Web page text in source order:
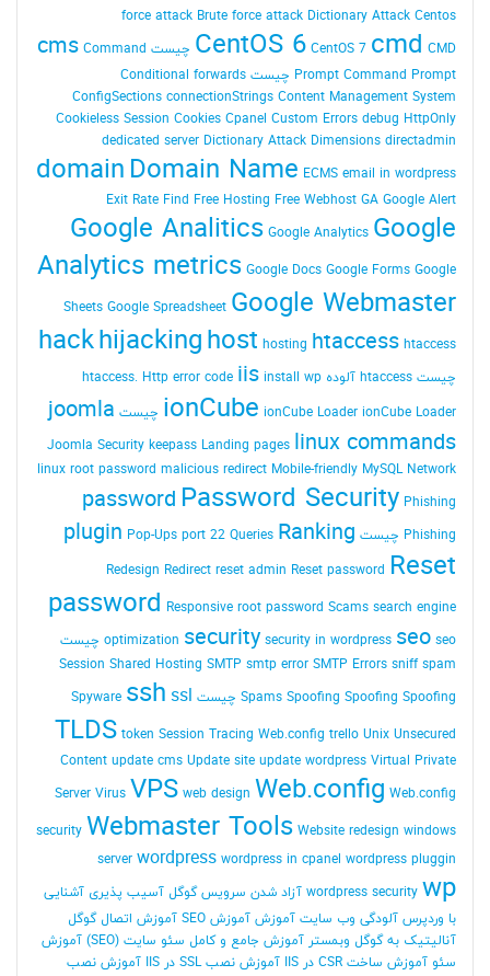
force attack Brute force attack Dictionary Attack Centos
CentOS 6 CentOS 7 cmd CMD چیست cms Command
Prompt Command Prompt چیست
Conditional forwards
ConfigSections connectionStrings Content Management System
Cookieless Session Cookies Cpanel Custom Errors debug HttpOnly
dedicated server Dictionary Attack Dimensions directadmin
domain Domain Name ECMS email in wordpress
Exit Rate Find Free Hosting Free Webhost GA Google Alert
Google Analitics Google Analytics Google
Analytics metrics Google Docs Google Forms Google
Sheets Google Spreadsheet Google Webmaster
hackhijackinghost hosting htaccess htaccess
چیست htaccess آلوده htaccess. Http error code iis install wp
ionCube ionCube Loader ionCube Loader چیست joomla
Joomla Security keepass Landing pages linux commands
linux root password malicious redirect Mobile-friendly MySQL Network
password Password Security Phishing
Phishing چیست
plugin Pop-Ups port 22 Queries Ranking
Redesign Redirect reset admin Reset password Reset
password Responsive root password Scams search engine
optimization security security in wordpress seo seo چیست
Session Shared Hosting SMTP smtp error SMTP Errors sniff spam
Spams Spoofing Spoofing Spoofing چیست Spyware ssh ssl
TLDS token Session Tracing Web.config trello Unix Unsecured
Content update cms Update site update wordpress Virtual Private
Server Virus VPS web design Web.config Web.config
security Webmaster Tools Website redesign windows
server wordpress wordpress in cpanel wordpress pluggin
wordpress security wp آزاد شدن سرویس گوگل آسیب پذیری آشنایی
با وردپرس آلودگی وب سایت آموزش آموزش SEO
آموزش اتصال گوگل
آنالیتیک به گوگل وبمستر آموزش جامع و کامل سئو سایت (SEO)
آموزش
سئو آموزش ساخت CSR در IIS آموزش نصب SSL در IIS آموزش نصب